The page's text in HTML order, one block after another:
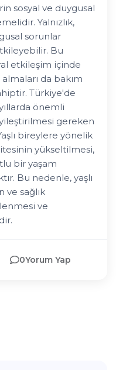
sosyal ve duygusal
Yalnızlık,
sorunlar
Bu
etkileşim içinde
da bakım
Türkiye'de
önemli
gereken
bireylere yönelik
yükseltilmesi,
bir yaşam
Bu nedenle, yaşlı
ve sağlık
ve
0Yorum Yap